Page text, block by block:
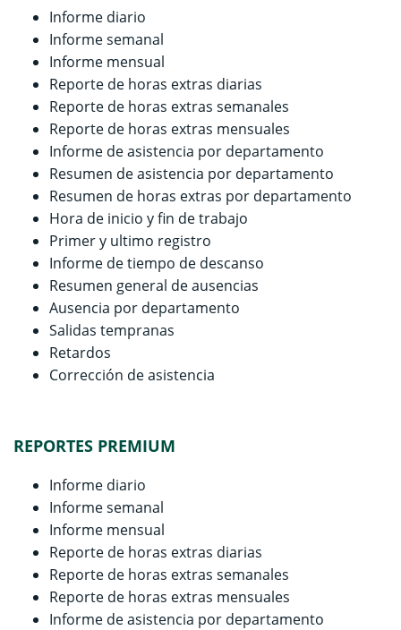
Informe diario
Informe semanal
Informe mensual
Reporte de horas extras diarias
Reporte de horas extras semanales
Reporte de horas extras mensuales
Informe de asistencia por departamento
Resumen de asistencia por departamento
Resumen de horas extras por departamento
Hora de inicio y fin de trabajo
Primer y ultimo registro
Informe de tiempo de descanso
Resumen general de ausencias
Ausencia por departamento
Salidas tempranas
Retardos
Corrección de asistencia
REPORTES PREMIUM
Informe diario
Informe semanal
Informe mensual
Reporte de horas extras diarias
Reporte de horas extras semanales
Reporte de horas extras mensuales
Informe de asistencia por departamento